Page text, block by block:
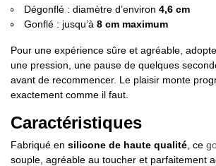
Dégonflé : diamètre d’environ 4,6 cm
Gonflé : jusqu’à 8 cm maximum
Pour une expérience sûre et agréable,
une pression, une pause de quelques
avant de recommencer. Le plaisir monte
exactement comme il faut.
Caractéristiques
Fabriqué en silicone de haute qualité , ce
souple, agréable au toucher et parfaitement